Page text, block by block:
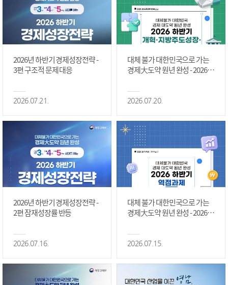
2026년 하반기 경제성장전략 -
3편 구조적 문제 대응
2026.07.21.
대체 불가 대한민국으로 가는
경제大도약 원년 완성 - 2026 하
정상화 #2편
2026.07.20.
2026년 하반기 경제성장전략 -
2편 잠재성장률 반등
2026.07.16.
대체 불가 대한민국으로 가는
경제大도약 원년 완성 - 2026 하
2026.07.15.